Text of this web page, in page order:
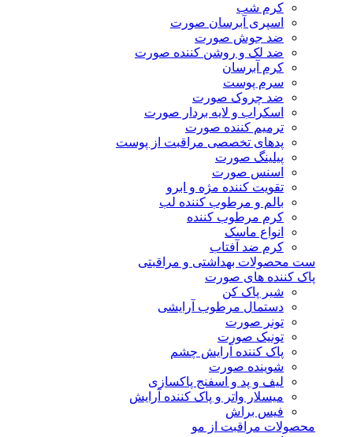
کرم شب
اسپری آبرسان صورت
ضد جوش صورت
ضد لک و روشن کننده صورت
کرم آبرسان
سرم پوست
ضد چروک صورت
اسکراب و لایه بردار صورت
ترمیم کننده صورت
پدهای تخصصی مراقبت از پوست
پیلینگ صورت
اسنس صورت
تقویت کننده مژه و ابرو
بالم و مرطوب کننده لب
کرم مرطوب کننده
انواع ماسک
کرم ضد آفتاب
ست محصولات بهداشتی و مراقبتی
پاک کننده های صورت
شیر پاک کن
دستمال مرطوب آرایشی
تونر صورت
تونیک صورت
پاک کننده آرایش چشم
شوینده صورت
لیف و پد و اسفنج پاکسازی
میسلار واتر و پاک کننده آرایش
فیس براش
محصولات مراقبت از مو